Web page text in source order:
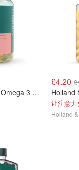
Holland & Barrett Omega 3 鱼油胶囊 2000mg 120粒
£4.20
让注意
Holland